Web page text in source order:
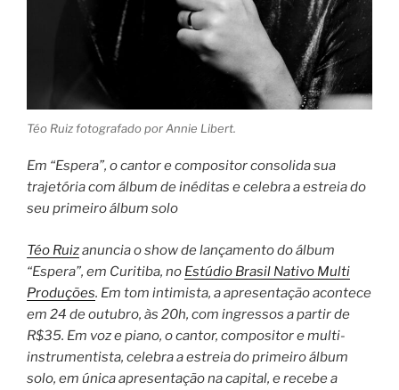
Téo Ruiz fotografado por Annie Libert.
Em “Espera”, o cantor e compositor consolida sua
trajetória com álbum de inéditas e celebra a estreia do
seu primeiro álbum solo
Téo Ruizanuncia o show de lançamento do álbum
“Espera”, em Curitiba, no Estúdio Brasil Nativo Multi
Produções. Em tom intimista, a apresentação acontece
em 24 de outubro, às 20h, com ingressos a partir de
R$35. Em voz e piano, o cantor, compositor e multi-
instrumentista, celebra a estreia do primeiro álbum
solo, em única apresentação na capital, e recebe a